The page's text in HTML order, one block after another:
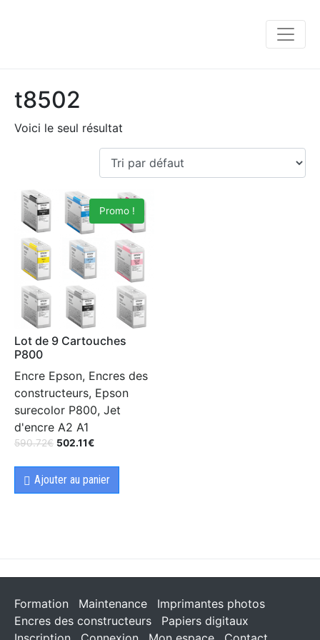
t8502
Voici le seul résultat
Promo !
Lot de 9 Cartouches
P800
Encre Epson, Encres des
constructeurs, Epson
surecolor P800, Jet
d'encre A2 A1
590.72€ 502.11€
Ajouter au panier
Formation Maintenance
Imprimantes photos
Encres des constructeurs
Papiers digitaux